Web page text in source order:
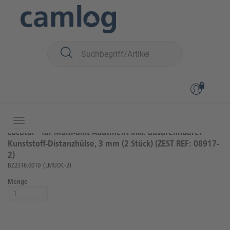
Locator® für Multi-unit Abutment inkl. ausbrennbarer
Kunststoff-Distanzhülse, 3 mm (2 Stück) (ZEST REF: 08917-
2)
BZ2316.0010 (LMUDC-2)
Menge